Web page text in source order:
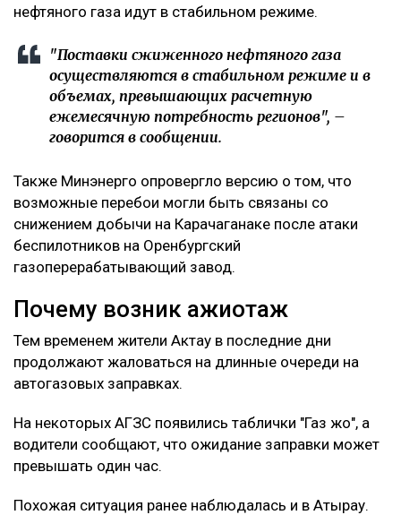
нефтяного газа идут в стабильном режиме.
"Поставки сжиженного нефтяного газа
осуществляются в стабильном режиме и в
объемах, превышающих расчетную
ежемесячную потребность регионов", –
говорится в сообщении.
Также Минэнерго опровергло версию о том, что
возможные перебои могли быть связаны со
снижением добычи на Карачаганаке после атаки
беспилотников на Оренбургский
газоперерабатывающий завод.
Почему возник ажиотаж
Тем временем жители Актау в последние дни
продолжают жаловаться на длинные очереди на
автогазовых заправках.
На некоторых АГЗС появились таблички "Газ жоқ", а
водители сообщают, что ожидание заправки может
превышать один час.
Похожая ситуация ранее наблюдалась и в Атырау.